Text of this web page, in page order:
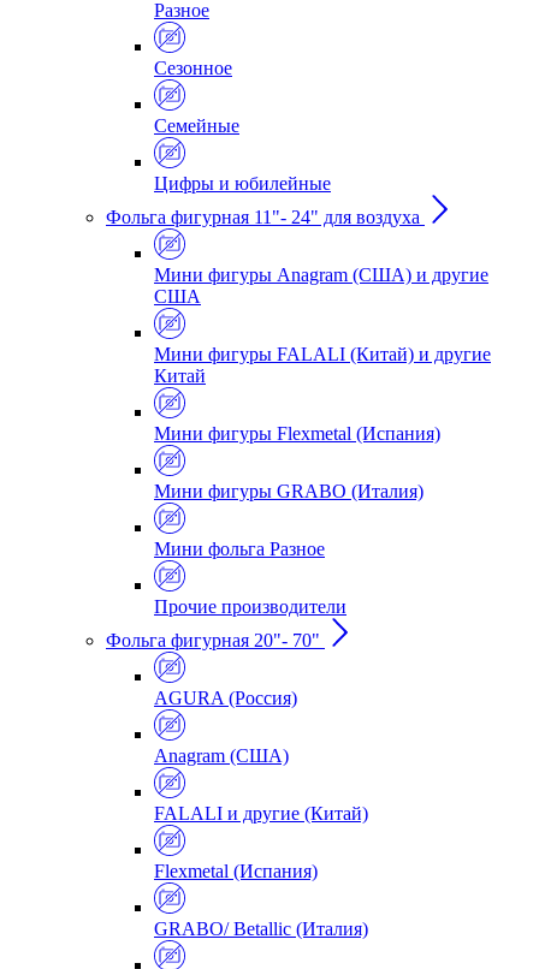
Разное
Сезонное
Семейные
Цифры и юбилейные
Фольга фигурная 11"- 24" для воздуха
Мини фигуры Anagram (США) и другие
США
Мини фигуры FALALI (Китай) и другие
Китай
Мини фигуры Flexmetal (Испания)
Мини фигуры GRABO (Италия)
Мини фольга Разное
Прочие производители
Фольга фигурная 20"- 70"
AGURA (Россия)
Anagram (США)
FALALI и другие (Китай)
Flexmetal (Испания)
GRABO/ Betallic (Италия)